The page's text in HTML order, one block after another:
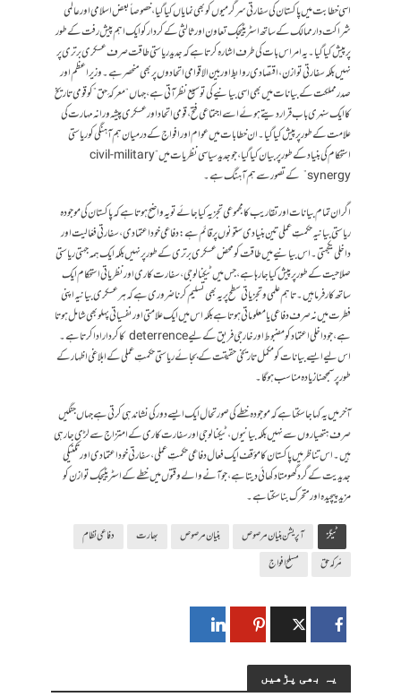
اسی خطابت میں پاکستان کی سفارتی سرگرمیوں کو بھی نمایاں کیا گیا، خصوصاً بعض اسلامی اور عالمی
شراکت دار ممالک کے ساتھ اسٹریٹیجک تعاون اور ثالثی کے کردار کو ایک اہم پیش رفت کے طور
پر پیش کیا گیا۔ یہ امر اس بات کی طرف اشارہ کرتا ہے کہ جدید ریاستی طاقت صرف عسکری برتری پر
نہیں بلکہ سفارتی توازن، اقتصادی روابط اور بین الاقوامی اتحادوں پر بھی منحصر ہے۔وزیراعظم اور
صدر مملکت کے بیانات میں بھی اسی بیانیے کی توسیع نظر آتی ہے، جہاں “معرکۂ حق” کو قومی تاریخ
کا ایک سنہری باب قرار دیتے ہوئے اسے اجتماعی فتح، قومی اتحاد اور عسکری پیشہ ورانہ مہارت کی
علامت کے طور پر پیش کیا گیا۔ ان خطابات میں عوام اور افواج کے درمیان ہم آہنگی کو ریاستی
استحکام کی بنیاد کے طور پر بیان کیا گیا، جو جدید سیاسی نظریات میں “civil-military
synergy” کے تصور سے ہم آہنگ ہے۔
اگر ان تمام بیانات اور تقاریب کا مجموعی تجزیہ کیا جائے تو یہ واضح ہوتا ہے کہ پاکستان کی موجودہ
ریاستی بیانیہ حکمتِ عملی تین بنیادی ستونوں پر قائم ہے: دفاعی خود اعتمادی، سفارتی فعّالیت اور
داخلی یکجہتی۔ اس بیانیے میں طاقت کو محض عسکری برتری کے طور پر نہیں بلکہ ایک ہمہ جہتی ریاستی
صلاحیت کے طور پر پیش کیا جا رہا ہے، جس میں ٹیکنالوجی، سفارت کاری اور نظریاتی استحکام ایک
ساتھ کارفرما ہیں۔تاہم علمی و تجزیاتی سطح پر یہ بھی تسلیم کرنا ضروری ہے کہ ہر عسکری بیانیہ اپنی
فطرت میں نہ صرف دفاعی یا معلوماتی ہوتا ہے بلکہ اس میں ایک علامتی اور نفسیاتی پہلو بھی شامل ہوتا
ہے، جو داخلی اعتماد کو مضبوط اور خارجی فریق کے لیے deterrence کا کردار ادا کرتا ہے۔
اس لیے ایسے بیانات کو مکمل تاریخی حقیقت کے بجائے ریاستی حکمتِ عملی کے ابلاغی اظہار کے
طور پر سمجھنا زیادہ مناسب ہوگا۔
آخر میں یہ کہا جا سکتا ہے کہ موجودہ خطے کی صورتحال ایک ایسے دور کی نشاندہی کرتی ہے جہاں جنگیں
صرف ہتھیاروں سے نہیں بلکہ بیانیوں، ٹیکنالوجی اور سفارت کاری کے امتزاج سے لڑی جا رہی
ہیں۔ اس تناظر میں پاکستان کا مؤقف ایک فعال دفاعی حکمتِ عملی، سفارتی خود اعتمادی اور تکنیکی
جدیدیت کے گرد گھومتا دکھائی دیتا ہے، جو آنے والے وقتوں میں خطے کے اسٹریٹیجک توازن کو
مزید پیچیدہ اور متحرک بنا سکتا ہے۔
ٹیگز آپریشن بنیان مرصوص بنیان مرصوص بھارت
دفاعی نظام
مّرکہ حق
مسلح افواج
یہ بھی پڑھیں